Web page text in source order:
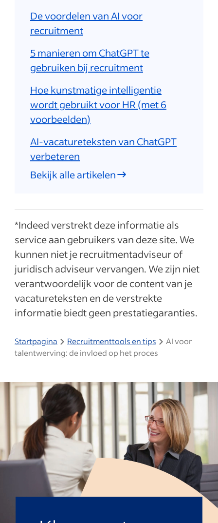
De voordelen van AI voor
recruitment
5 manieren om ChatGPT te
gebruiken bij recruitment
Hoe kunstmatige intelligentie
wordt gebruikt voor HR (met 6
voorbeelden)
AI-vacatureteksten van ChatGPT
verbeteren
Bekijk alle artikelen
*Indeed verstrekt deze informatie als
service aan gebruikers van deze site. We
kunnen niet je recruitmentadviseur of
juridisch adviseur vervangen. We zijn niet
verantwoordelijk voor de content van je
vacatureteksten en de verstrekte
informatie biedt geen prestatiegaranties.
Startpagina Recruitmenttools en tips
AI voor
talentwerving: de invloed op het proces